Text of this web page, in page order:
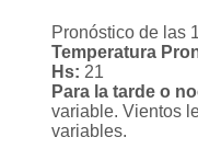
Pronóstico de las
Temperatura
Hs: 21
Para la tarde o
variable. Vientos
variables.